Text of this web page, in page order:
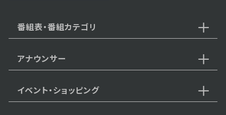
番組表・番組カテゴリ
アナウンサー
イベント・ショッピング